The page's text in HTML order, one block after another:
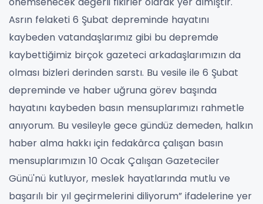
Asrın felaketi 6 Şubat depreminde hayatını
kaybeden vatandaşlarımız gibi bu depremde
kaybettiğimiz birçok gazeteci arkadaşlarımızın da
olması bizleri derinden sarstı. Bu vesile ile 6 Şubat
depreminde ve haber uğruna görev başında
hayatını kaybeden basın mensuplarımızı rahmetle
anıyorum. Bu vesileyle gece gündüz demeden, halkın
haber alma hakkı için fedakârca çalışan basın
mensuplarımızın 10 Ocak Çalışan Gazeteciler
Günü'nü kutluyor, meslek hayatlarında mutlu ve
başarılı bir yıl geçirmelerini diliyorum” ifadelerine yer